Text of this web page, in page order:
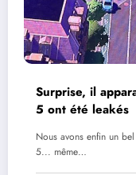
Surprise, il
5 ont été leakés
Nous avons enfin un
5... même…